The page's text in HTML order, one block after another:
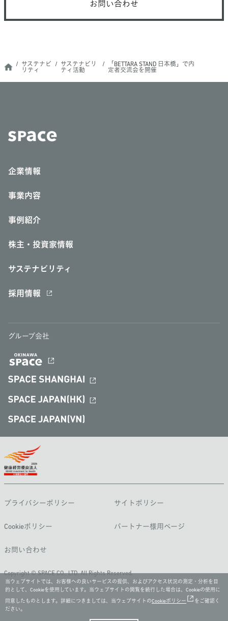
お問い合わせ
サステナビ
リティ
サステナビリ
ティ活動
「BETTARA STAND 日本橋」で内
定者交流会を開催
企業情報
事業内容
事例紹介
株主・投資家情報
サステナビリティ
採用情報
グループ会社
プライバシーポリシー サイトポリシー
Cookieポリシー パートナー様用ページ
お問い合わせ
Copyright © SPACE CO., LTD. All Rights Reserved.
当ウェブサイトでは、お客様への良いサービスの提供、およびアクセス状況の測定・分析を目
的として、Cookieを使用しています。当ウェブサイトの閲覧を続行した場合は、Cookieの使用に
同意したものとします。詳細につきましては、当ウェブサイトのCookieポリシー
をご確認く
ださい。